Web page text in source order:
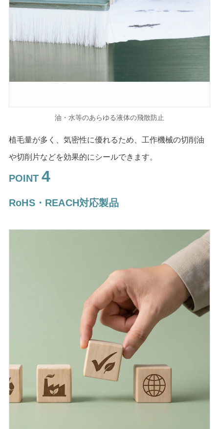
油・水等のあらゆる液体の飛散防止
植毛量が多く、気密性に優れるため、工作機械の切削油
や切削片などを効果的にシールできます。
POINT 4
RoHS・REACH対応製品